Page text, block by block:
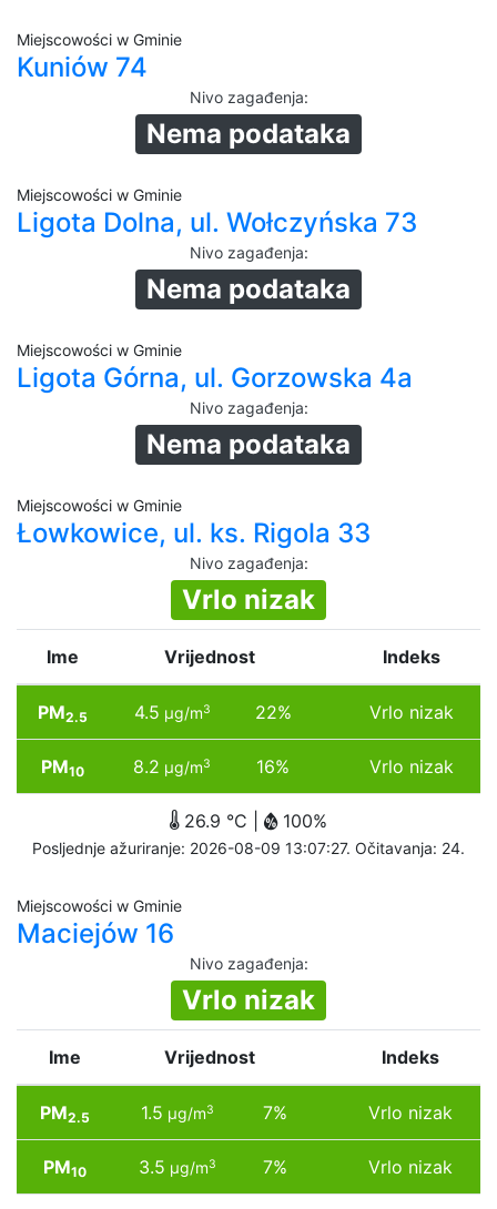
Miejscowości w Gminie
Kuniów 74
Nivo zagađenja:
Nema podataka
Miejscowości w Gminie
Ligota Dolna, ul. Wołczyńska 73
Nivo zagađenja:
Nema podataka
Miejscowości w Gminie
Ligota Górna, ul. Gorzowska 4a
Nivo zagađenja:
Nema podataka
Miejscowości w Gminie
Łowkowice, ul. ks. Rigola 33
Nivo zagađenja:
Vrlo nizak
Ime Vrijednost Indeks
PM2.5 4.5 µg/m3 22% Vrlo nizak
PM10 8.2 µg/m3 16% Vrlo nizak
26.9 °C | 100%
Posljednje ažuriranje: 2026-08-09 13:07:27. Očitavanja: 24.
Miejscowości w Gminie
Maciejów 16
Nivo zagađenja:
Vrlo nizak
Ime Vrijednost Indeks
PM2.5 1.5 µg/m3 7% Vrlo nizak
PM10 3.5 µg/m3 7% Vrlo nizak